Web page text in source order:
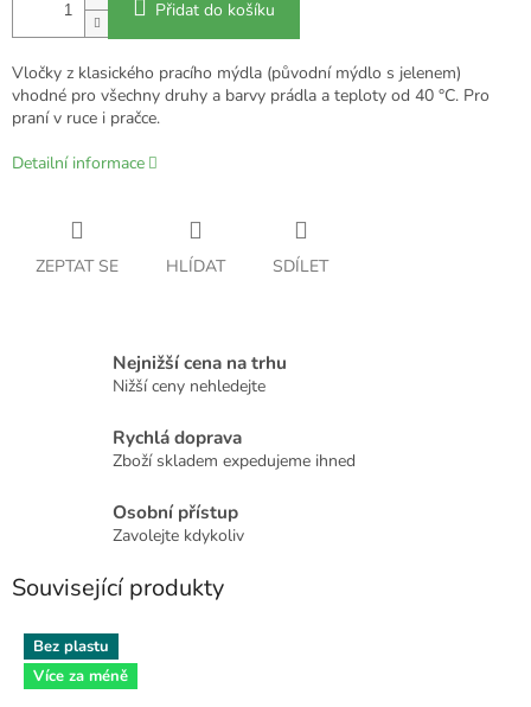
Přidat do košíku
Vločky z klasického pracího mýdla (původní mýdlo s jelenem)
vhodné pro všechny druhy a barvy prádla a teploty od 40 °C. Pro
praní v ruce i pračce.
Detailní informace
ZEPTAT SE HLÍDAT SDÍLET
Nejnižší cena na trhu
Nižší ceny nehledejte
Rychlá doprava
Zboží skladem expedujeme ihned
Osobní přístup
Zavolejte kdykoliv
Související produkty
Bez plastu
Více za méně